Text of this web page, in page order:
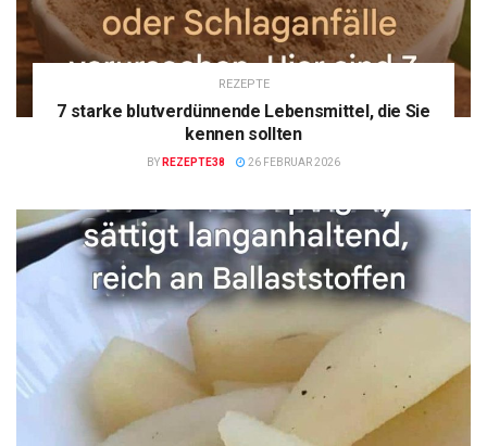
REZEPTE
7 starke blutverdünnende Lebensmittel, die Sie
kennen sollten
BY REZEPTE38 26 FEBRUAR 2026